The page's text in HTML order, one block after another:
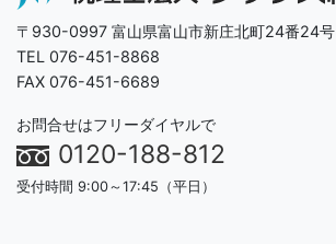
〒930-0997 富山県富山市新庄北町24番24号
TEL 076-451-8868
FAX 076-451-6689
お問合せはフリーダイヤルで
0120-188-812
受付時間 9:00～17:45（平日）